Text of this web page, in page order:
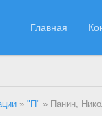
Главная
»"П" » Панин,